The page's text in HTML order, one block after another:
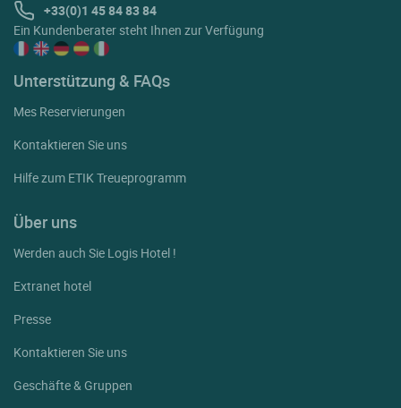
+33(0)1 45 84 83 84
Ein Kundenberater steht Ihnen zur Verfügung
Unterstützung & FAQs
Mes Reservierungen
Kontaktieren Sie uns
Hilfe zum ETIK Treueprogramm
Über uns
Werden auch Sie Logis Hotel !
Extranet hotel
Presse
Kontaktieren Sie uns
Geschäfte & Gruppen